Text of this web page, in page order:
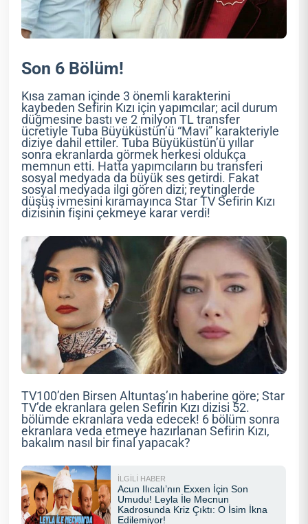
Son 6 Bölüm!
Kısa zaman içinde 3 önemli karakterini
kaybeden Sefirin Kızı için yapımcılar; acil durum
düğmesine bastı ve 2 milyon TL transfer
ücretiyle Tuba Büyüküstün’ü “Mavi” karakteriyle
diziye dahil ettiler. Tuba Büyüküstün’ü yıllar
sonra ekranlarda görmek herkesi oldukça
memnun etti. Hatta yapımcıların bu transferi
sosyal medyada da büyük ses getirdi. Fakat
sosyal medyada ilgi gören dizi; reytinglerde
düşüş ivmesini kıramayınca Star TV Sefirin Kızı
dizisinin fişini çekmeye karar verdi!
TV100’den Birsen Altuntaş’ın haberine göre; Star
TV’de ekranlara gelen Sefirin Kızı dizisi 52.
bölümde ekranlara veda edecek! 6 bölüm sonra
ekranlara veda etmeye hazırlanan Sefirin Kızı,
bakalım nasıl bir final yapacak?